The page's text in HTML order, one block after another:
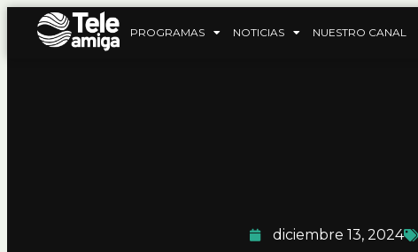
PROGRAMAS NOTICIAS NUESTRO CANAL
diciembre 13, 2024